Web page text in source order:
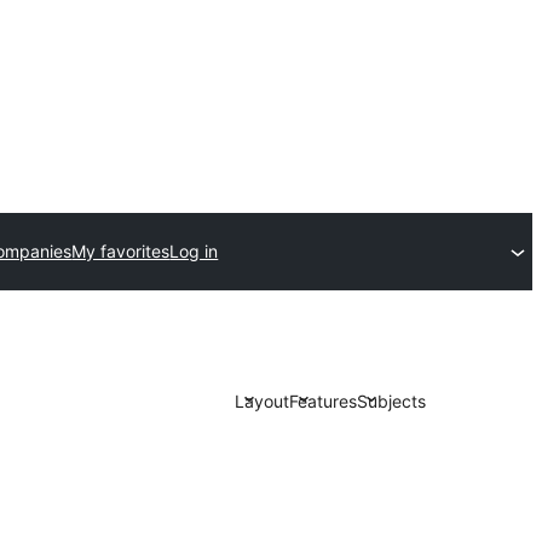
My favoritesLog in
LayoutFeaturesSubjects